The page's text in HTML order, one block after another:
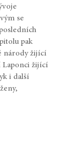
se
pak
národy žijící
Laponci žijící
i další